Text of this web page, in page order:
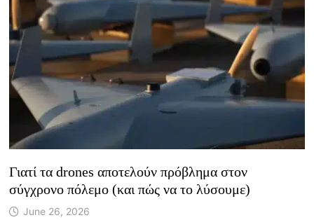
Γιατί τα drones αποτελούν πρόβλημα στον
σύγχρονο πόλεμο (και πώς να το λύσουμε)
June 26, 2026